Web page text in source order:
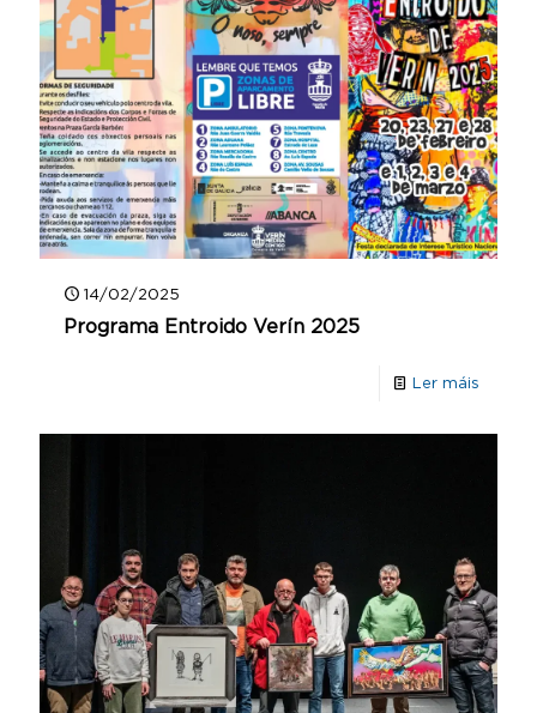
14/02/2025
Programa Entroido Verín 2025
Ler máis